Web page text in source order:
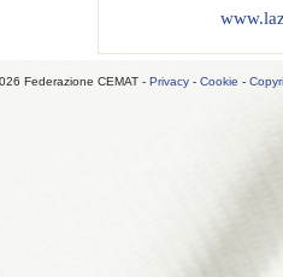
Federazione CEMAT - Privacy- Cookie -